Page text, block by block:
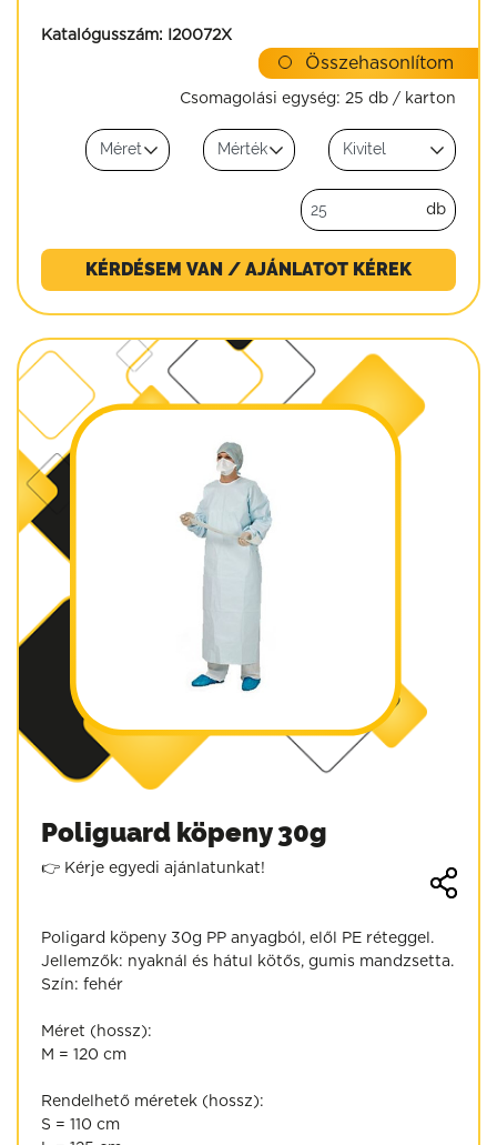
Katalógusszám: I20072X
Összehasonlítom
Csomagolási egység: 25 db / karton
db
KÉRDÉSEM VAN / AJÁNLATOT KÉREK
Poliguard köpeny 30g
👉 Kérje egyedi ajánlatunkat!
Poligard köpeny 30g PP anyagból, elől PE réteggel.
Jellemzők: nyaknál és hátul kötős, gumis mandzsetta.
Szín: fehér
Méret (hossz):
M = 120 cm
Rendelhető méretek (hossz):
S = 110 cm